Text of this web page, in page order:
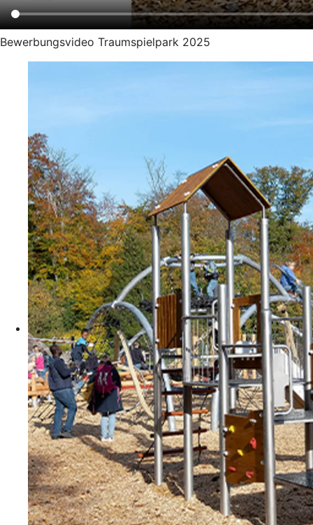
Bewerbungsvideo Traumspielpark 2025